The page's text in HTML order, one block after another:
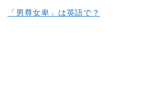
「男尊女卑」は英語で？